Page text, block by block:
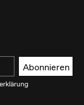
Abonnieren